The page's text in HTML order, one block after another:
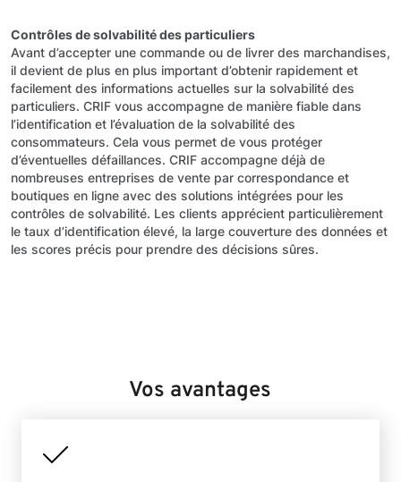
Contrôles de solvabilité des particuliers
Avant d’accepter une commande ou de livrer des marchandises,
il devient de plus en plus important d’obtenir rapidement et
facilement des informations actuelles sur la solvabilité des
particuliers. CRIF vous accompagne de manière fiable dans
l’identification et l’évaluation de la solvabilité des
consommateurs. Cela vous permet de vous protéger
d’éventuelles défaillances. CRIF accompagne déjà de
nombreuses entreprises de vente par correspondance et
boutiques en ligne avec des solutions intégrées pour les
contrôles de solvabilité. Les clients apprécient particulièrement
le taux d’identification élevé, la large couverture des données et
les scores précis pour prendre des décisions sûres.
Vos avantages